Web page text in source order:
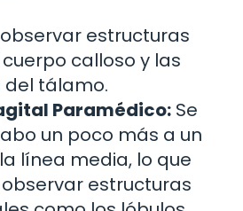
estructuras
calloso y las
tálamo.
Paramédico: Se
un poco más a un
línea media, lo que
estructuras